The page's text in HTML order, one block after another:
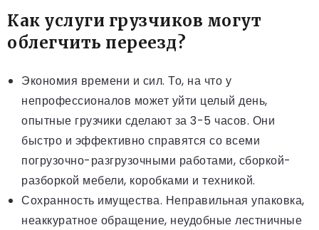
Как услуги грузчиков могут
облегчить переезд?
Экономия времени и сил. То, на что у
непрофессионалов может уйти целый день,
опытные грузчики сделают за 3-5 часов. Они
быстро и эффективно справятся со всеми
погрузочно-разгрузочными работами, сборкой-
разборкой мебели, коробками и техникой.
Сохранность имущества. Неправильная упаковка,
неаккуратное обращение, неудобные лестничные